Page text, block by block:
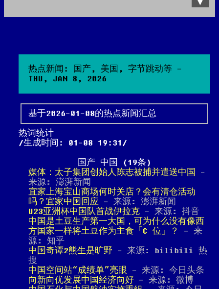
热点新闻: 国产, 美国, 字节跳动等 -
THU, JAN 8, 2026
基于2026-01-08的热点新闻汇总
热词统计
生成时间: 01-08 19:31
国产 中国 (19条)
媒体：太子集团创始人陈志被捕并遣送中国
-
来源: 澎湃新闻
宜家上海宝山商场何时关店？会有清仓活动
吗？宜家中国回应 - 来源: 澎湃新闻
U23亚洲杯中国队首战伊拉克 - 来源: 抖音
中国是土豆生产第一大国，可为什么没有像西
方国家一样将土豆作为主食「C 位」？
- 来
源: 知乎
中国奇谭2熊生是旷野 - 来源: bilibili 热
搜
中国空间站“成绩单”亮眼 - 来源: 今日头条
向新向优发展中国经济向好 - 来源: 微博